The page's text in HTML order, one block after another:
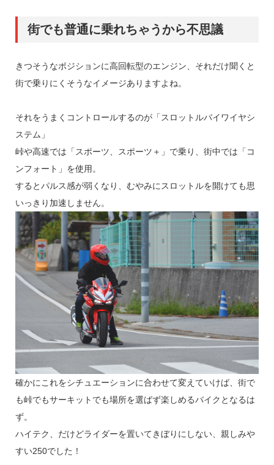
街でも普通に乗れちゃうから不思議
きつそうなポジションに高回転型のエンジン、それだけ聞くと
街で乗りにくそうなイメージありますよね。
それをうまくコントロールするのが「スロットルバイワイヤシ
ステム」
峠や高速では「スポーツ、スポーツ＋」で乗り、街中では「コ
ンフォート」を使用。
するとパルス感が弱くなり、むやみにスロットルを開けても思
いっきり加速しません。
確かにこれをシチュエーションに合わせて変えていけば、街で
も峠でもサーキットでも場所を選ばず楽しめるバイクとなるは
ず。
ハイテク、だけどライダーを置いてきぼりにしない、親しみや
すい250でした！